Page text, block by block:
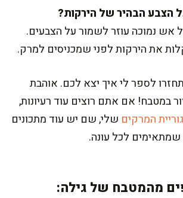
אש נמוכה עוזר לשמור על הצבעים.
את הירקות לפני שמכניסים למרק.
לספר לי איך יצא לכם. אוהבת
במטבח! אם אתם רוצים עוד רעיונות,
המרקים שלי, שם יש עוד מתכונים
לכל עונה.
מהמטבח של גילה: